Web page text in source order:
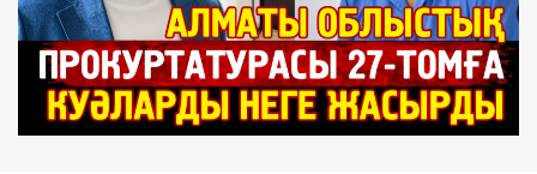
Hameneiden keyingi Iran: bilik tranziti men soğıs
köleñkesindegi el
5 ay bwrın
Irandağı soğıs örti: geosayasi dağdarıstıñ jaña kezeñi